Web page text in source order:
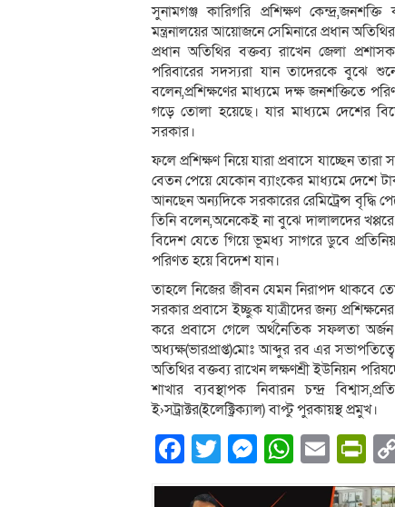
সুনামগঞ্জ কারিগরি প্রশিক্ষণ
মন্ত্রনালয়ের আয়োজনে সেমিনারে প্রধান
প্রধান অতিথির বক্তব্য রাখেন জেলা
পরিবারের সদস্যরা যান তাদেরকে বুঝে
বলেন,প্রশিক্ষণের মাধ্যমে দক্ষ জনশক্তিতে
গড়ে তোলা হয়েছে। যার মাধ্যমে দেশের
সরকার।
ফলে প্রশিক্ষণ নিয়ে যারা প্রবাসে যাচ্ছেন
বেতন পেয়ে যেকোন ব্যাংকের মাধ্যমে দেশে
আনছেন অন্যদিকে সরকারের রেমিট্রেন্স বৃদ্ধি
তিনি বলেন,অনেকেই না বুঝে দালালদের
বিদেশ যেতে গিয়ে ভূমধ্য সাগরে ডুবে
পরিণত হয়ে বিদেশ যান।
তাহলে নিজের জীবন যেমন নিরাপদ থাকবে
সরকার প্রবাসে ইচ্ছুক যাত্রীদের জন্য
করে প্রবাসে গেলে অর্থনৈতিক সফলতা অর্জন
অধ্যক্ষ(ভারপ্রাপ্ত)মোঃ আব্দুর রব এর
অতিথির বক্তব্য রাখেন লক্ষণশ্রী ইউনিয়ন
শাখার ব্যবস্থাপক নিবারন চন্দ্র
ই›সট্রাক্টর(ইলেক্ট্রিক্যাল) বাপ্টু পুরকায়স্থ প্রমুখ।
Facebook
Twitter